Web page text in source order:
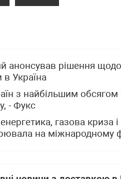
анонсував рішення
в Україна
з найбільшим обсягом
- Фукс
газова криза
на міжнародному